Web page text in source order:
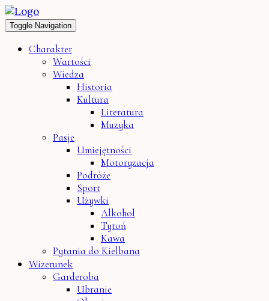
Toggle Navigation
Charakter
Wartości
Wiedza
Historia
Kultura
Literatura
Muzyka
Pasje
Umiejętności
Motoryzacja
Podróże
Sport
Używki
Alkohol
Tytoń
Kawa
Pytania do Kielbana
Wizerunek
Garderoba
Ubranie